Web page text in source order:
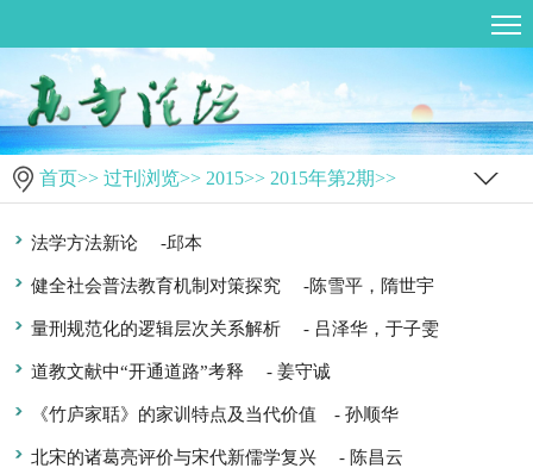
首页>> 过刊浏览>> 2015>> 2015年第2期>>
法学方法新论-邱本
健全社会普法教育机制对策探究-陈雪平，隋世宇
量刑规范化的逻辑层次关系解析- 吕泽华，于子雯
道教文献中“开通道路”考释- 姜守诚
《竹庐家聒》的家训特点及当代价值- 孙顺华
北宋的诸葛亮评价与宋代新儒学复兴- 陈昌云